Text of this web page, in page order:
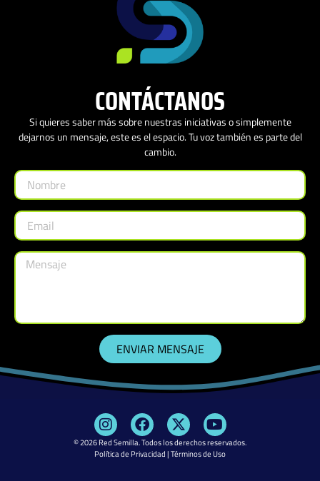
CONTÁCTANOS
Si quieres saber más sobre nuestras iniciativas o simplemente
dejarnos un mensaje, este es el espacio. Tu voz también es parte del
cambio.
ENVIAR MENSAJE
© 2026Red Semilla. Todos los derechos reservados.
Política de Privacidad|Términos de Uso​